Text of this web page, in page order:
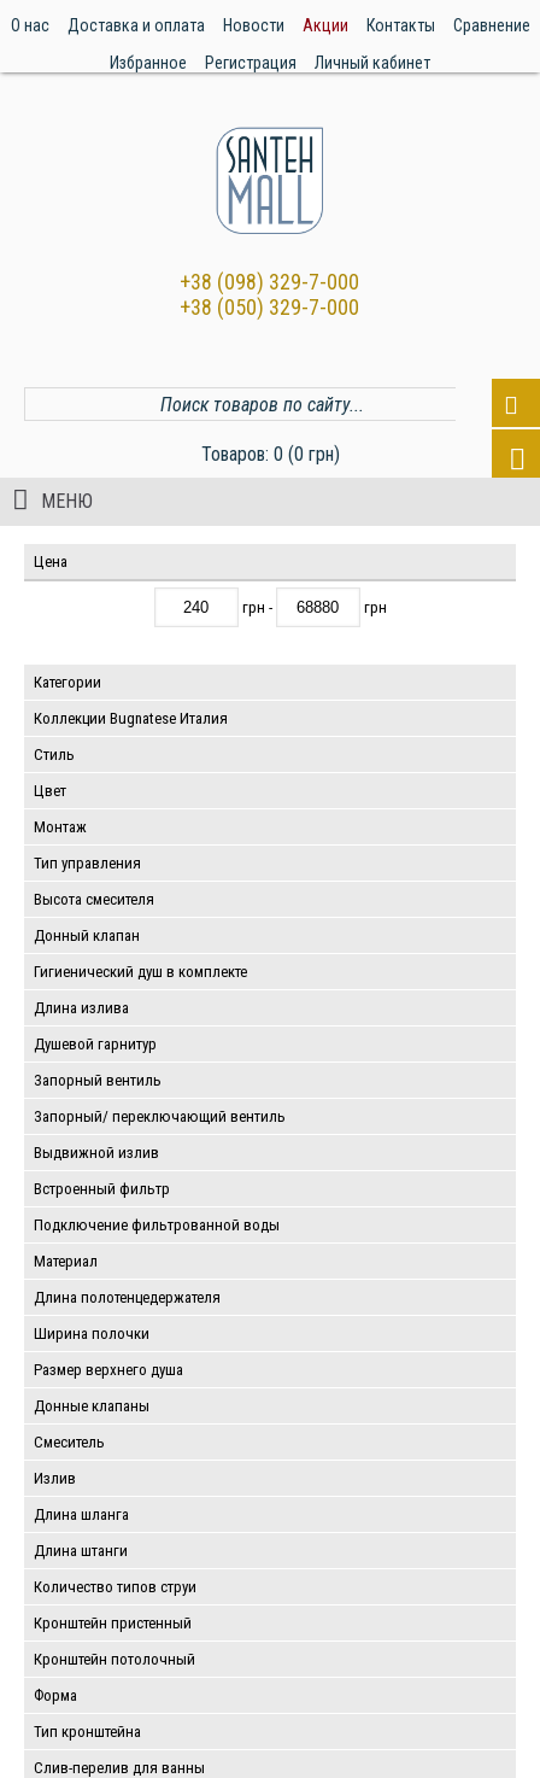
О нас Доставка и оплата Новости Акции Контакты
Сравнение
Избранное
Регистрация Личный кабинет
+38 (098) 329-7-000
+38 (050) 329-7-000
Товаров: 0 (0 грн)
МЕНЮ
Цена
грн - грн
Категории
Коллекции Bugnatese Италия
Стиль
Цвет
Монтаж
Тип управления
Высота смесителя
Донный клапан
Гигиенический душ в комплекте
Длина излива
Душевой гарнитур
Запорный вентиль
Запорный/ переключающий вентиль
Выдвижной излив
Встроенный фильтр
Подключение фильтрованной воды
Материал
Длина полотенцедержателя
Ширина полочки
Размер верхнего душа
Донные клапаны
Смеситель
Излив
Длина шланга
Длина штанги
Количество типов струи
Кронштейн пристенный
Кронштейн потолочный
Форма
Тип кронштейна
Слив-перелив для ванны